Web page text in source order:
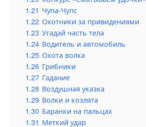
1.21 Чупа-Чупс
1.22 Охотники за привидениями
1.23 Угадай часть тела
1.24 Водитель и автомобиль
1.25 Охота волка
1.26 Грибники
1.27 Гадание
1.28 Воздушная указка
1.29 Волки и козлята
1.30 Баранки на пальцах
1.31 Меткий удар